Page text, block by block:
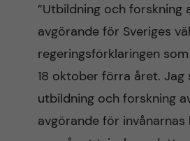
”Utbildning och forskning
avgörande för Sveriges
regeringsförklaringen
18 oktober förra året. Jag
utbildning och forskning
avgörande för